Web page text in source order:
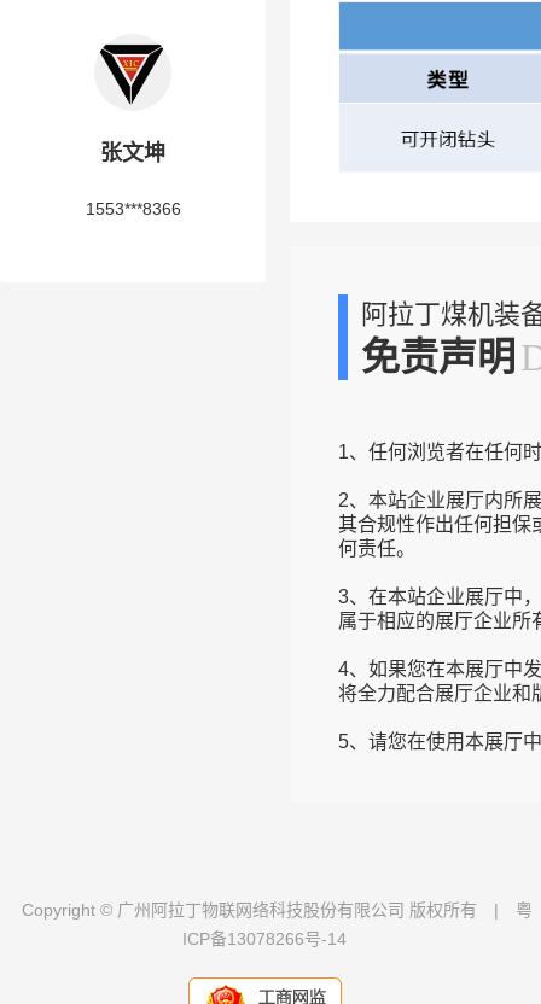
张文坤
1553***8366
阿拉丁煤机装
免责声明
1、任何浏览者在任何
2、本站企业展厅内所
其合规性作出任何担保
何责任。
3、在本站企业展厅中
属于相应的展厅企业所
4、如果您在本展厅中
将全力配合展厅企业和
Copyright © 广州阿拉丁物联网络科技股份有限公司 版权所有 |
粤
ICP备13078266号-14